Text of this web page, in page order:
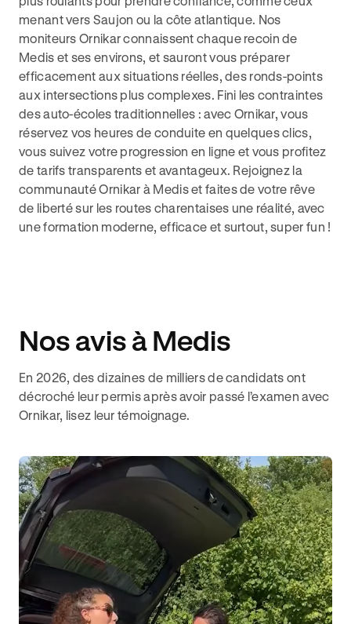
menant vers Saujon ou la côte atlantique. Nos
moniteurs Ornikar connaissent chaque recoin de
Medis et ses environs, et sauront vous préparer
efficacement aux situations réelles, des ronds-points
aux intersections plus complexes. Fini les contraintes
des auto-écoles traditionnelles : avec Ornikar, vous
réservez vos heures de conduite en quelques clics,
vous suivez votre progression en ligne et vous profitez
de tarifs transparents et avantageux. Rejoignez la
communauté Ornikar à Medis et faites de votre rêve
de liberté sur les routes charentaises une réalité, avec
une formation moderne, efficace et surtout, super fun !
Nos avis à Medis
En 2026, des dizaines de milliers de candidats ont
décroché leur permis après avoir passé l’examen avec
Ornikar, lisez leur témoignage.